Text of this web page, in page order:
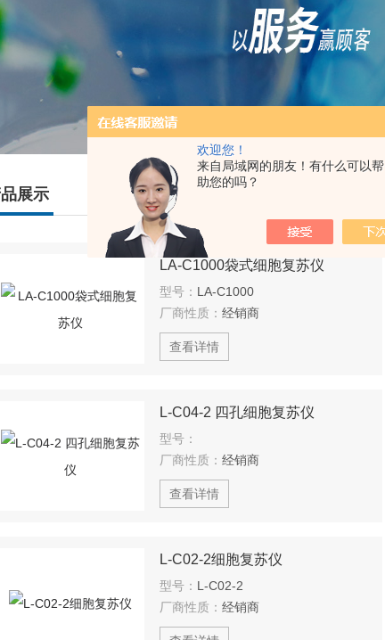
欢迎您！
来自局域网的朋友！有什么可以帮
助您的吗？
展示
LA-C1000袋式细胞复苏仪
型号： LA-C1000
厂商性质： 经销商
查看详情
L-C04-2 四孔细胞复苏仪
型号：
厂商性质： 经销商
查看详情
L-C02-2细胞复苏仪
型号： L-C02-2
厂商性质： 经销商